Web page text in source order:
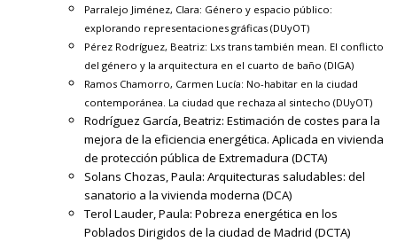
Parralejo Jiménez, Clara: Género y espacio público:
explorando representaciones gráficas (DUyOT)
Pérez Rodríguez, Beatriz: Lxs trans también mean. El conflicto
del género y la arquitectura en el cuarto de baño (DIGA)
Ramos Chamorro, Carmen Lucía: No-habitar en la ciudad
contemporánea. La ciudad que rechaza al sintecho (DUyOT)
Rodríguez García, Beatriz: Estimación de costes para la
mejora de la eficiencia energética. Aplicada en vivienda
de protección pública de Extremadura (DCTA)
Solans Chozas, Paula: Arquitecturas saludables: del
sanatorio a la vivienda moderna (DCA)
Terol Lauder, Paula: Pobreza energética en los
Poblados Dirigidos de la ciudad de Madrid (DCTA)